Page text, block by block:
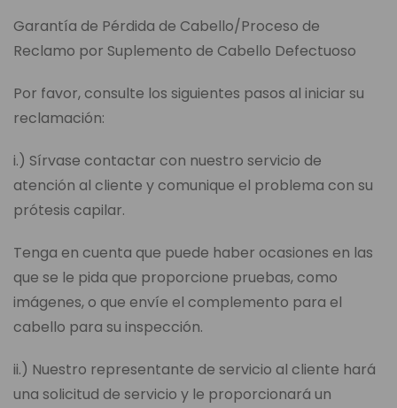
Garantía de Pérdida de Cabello/Proceso de
Reclamo por Suplemento de Cabello Defectuoso
Por favor, consulte los siguientes pasos al iniciar su
reclamación:
i.) Sírvase contactar con nuestro servicio de
atención al cliente y comunique el problema con su
prótesis capilar.
Tenga en cuenta que puede haber ocasiones en las
que se le pida que proporcione pruebas, como
imágenes, o que envíe el complemento para el
cabello para su inspección.
ii.) Nuestro representante de servicio al cliente hará
una solicitud de servicio y le proporcionará un